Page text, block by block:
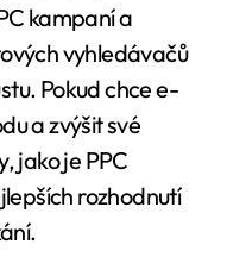
kampaní a
vyhledávačů
Pokud chce e-
a zvýšit své
jako je PPC
rozhodnutí